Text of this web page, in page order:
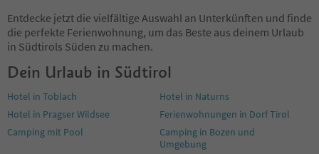
Entdecke jetzt die vielfältige Auswahl an Unterkünften und finde
die perfekte Ferienwohnung, um das Beste aus deinem Urlaub
in Südtirols Süden zu machen.
Dein Urlaub in Südtirol
Hotel in Toblach
Hotel in Naturns
Hotel in Pragser Wildsee
Ferienwohnungen in Dorf Tirol
Camping mit Pool
Camping in Bozen und
Umgebung